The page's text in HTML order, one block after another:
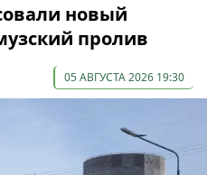
новый
пролив
05 АВГУСТА 2026 19:30